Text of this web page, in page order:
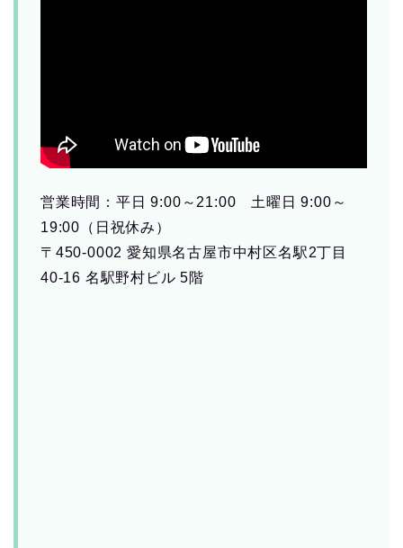
営業時間：平日 9:00～21:00 土曜日 9:00～
19:00（日祝休み）
〒450-0002 愛知県名古屋市中村区名駅2丁目
40-16 名駅野村ビル 5階